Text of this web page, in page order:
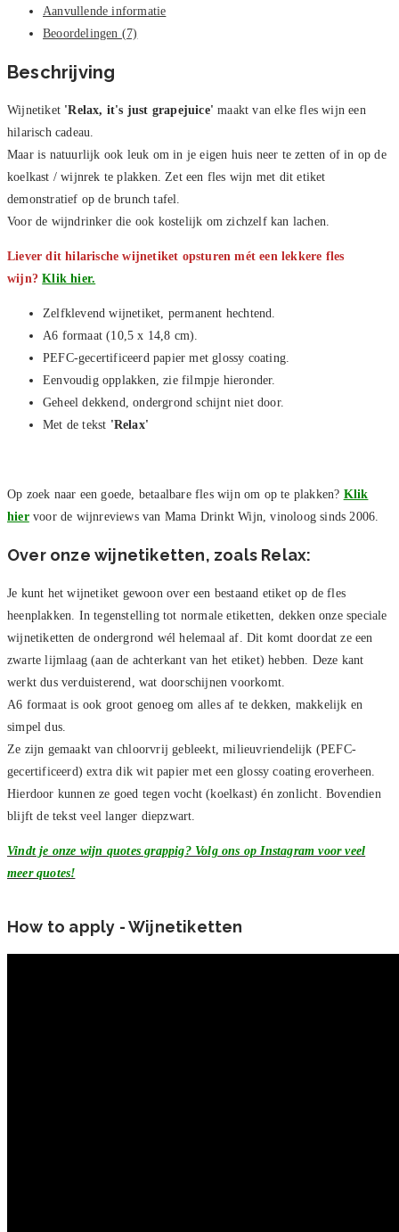
Aanvullende informatie
Beoordelingen (7)
Beschrijving
Wijnetiket 'Relax, it's just grapejuice' maakt van elke fles wijn een
hilarisch cadeau.
Maar is natuurlijk ook leuk om in je eigen huis neer te zetten of in op de
koelkast / wijnrek te plakken. Zet een fles wijn met dit etiket
demonstratief op de brunch tafel.
Voor de wijndrinker die ook kostelijk om zichzelf kan lachen.
Liever dit hilarische wijnetiket opsturen mét een lekkere fles
wijn?Klik hier.
Zelfklevend wijnetiket, permanent hechtend.
A6 formaat (10,5 x 14,8 cm).
PEFC-gecertificeerd papier met glossy coating.
Eenvoudig opplakken, zie filmpje hieronder.
Geheel dekkend, ondergrond schijnt niet door.
Met de tekst 'Relax'
Op zoek naar een goede, betaalbare fles wijn om op te plakken? Klik
hiervoor de wijnreviews van Mama Drinkt Wijn, vinoloog sinds 2006.
Over onze wijnetiketten, zoals Relax:
Je kunt het wijnetiket gewoon over een bestaand etiket op de fles
heenplakken. In tegenstelling tot normale etiketten, dekken onze speciale
wijnetiketten de ondergrond wél helemaal af. Dit komt doordat ze een
zwarte lijmlaag (aan de achterkant van het etiket) hebben. Deze kant
werkt dus verduisterend, wat doorschijnen voorkomt.
A6 formaat is ook groot genoeg om alles af te dekken, makkelijk en
simpel dus.
Ze zijn gemaakt van chloorvrij gebleekt, milieuvriendelijk (PEFC-
gecertificeerd) extra dik wit papier met een glossy coating eroverheen.
Hierdoor kunnen ze goed tegen vocht (koelkast) én zonlicht. Bovendien
blijft de tekst veel langer diepzwart.
Vindt je onze wijn quotes grappig? Volg ons op Instagram voor veel
meer quotes!
How to apply - Wijnetiketten